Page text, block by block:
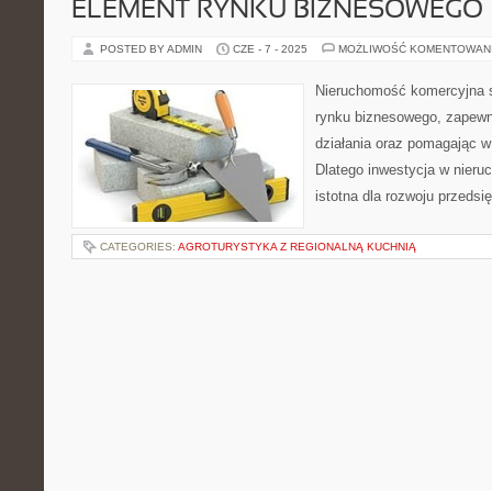
ELEMENT RYNKU BIZNESOWEGO
POSTED BY ADMIN CZE - 7 - 2025 MOŻLIWOŚĆ
Nieruchomość
rynku biznesowego,
działania oraz pomagając
Dlatego inwestycja w
istotna dla rozwoju
CATEGORIES: AGROTURYSTYKA Z REGIONALNĄ KUCHNIĄ